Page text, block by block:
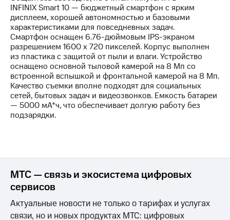
Выбрать
красивый
номер
Заменить
SIM-
карту
Перейти
на
eSIM
и подключите
с выгодным
тарифом
Интернет,
Интернет,
ТВ и телефон
для дома
Личный
кабинет
спутникового
ТВ
Скачать
приложение
Мой
на гигабайты
интернета,
музыка
и многое
INFINIX Smart 10 — бюджетный смартфон с ярким
дисплеем, хорошей автономностью и базовыми
характеристиками для повседневных задач.
Смартфон оснащен 6.76-дюймовым IPS-экраном
разрешением 1600 х 720 пикселей. Корпус выполнен
из пластика с защитой от пыли и влаги. Устройство
оснащено основной тыловой камерой на 8 Мп со
встроенной вспышкой и фронтальной камерой на 8 Мп.
Качество съемки вполне подходят для социальных
сетей, бытовых задач и видеозвонков. Емкость батареи
— 5000 мА*ч, что обеспечивает долгую работу без
подзарядки.
МТС — связь и экосистема цифровых
сервисов
Актуальные новости не только о тарифах и услугах
связи, но и новых продуктах МТС: цифровых